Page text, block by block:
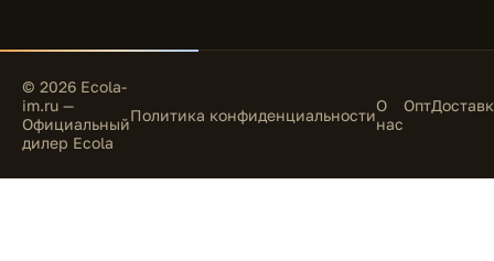
© 2026 Ecola-
im.ru —
Официальный
дилер Ecola
Политика конфиденциальностиО
нас
Опт